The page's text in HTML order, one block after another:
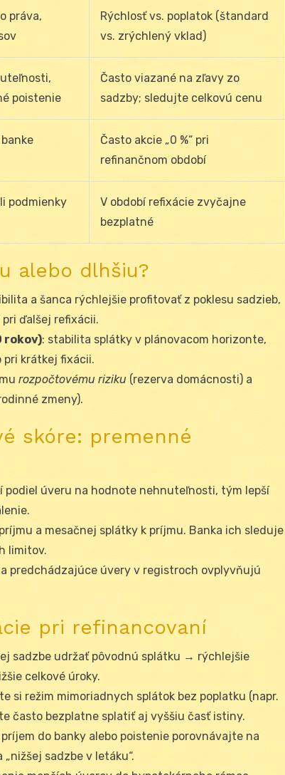
práva,
Rýchlosť vs. poplatok (štandard
vs. zrýchlený vklad)
poistenie
Často viazané na zľavy zo
sadzby; sledujte celkovú cenu
Často akcie „0 %“ pri
refinančnom období
podmienky
V období refixácie zvyčajne
bezplatné
alebo dlhšiu?
a šanca rýchlejšie profitovať z poklesu sadzieb,
ďalšej refixácii.
rokov): stabilita splátky v plánovacom horizonte,
pri krátkej fixácii.
rozpočtovému riziku (rezerva domácnosti) a
zmeny).
skóre: premenné
podiel úveru na hodnote nehnuteľnosti, tým lepší
a mesačnej splátky k príjmu. Banka ich sleduje
limitov.
a predchádzajúce úvery v registroch ovplyvňujú
pri refinancovaní
sadzbe udržať pôvodnú splátku → rýchlejšie
celkové úroky.
si režim mimoriadnych splátok bez poplatku (napr.
často bezplatne splatiť aj vyššiu časť istiny.
do banky alebo poistenie porovnávajte na
sadzbe v letáku“.